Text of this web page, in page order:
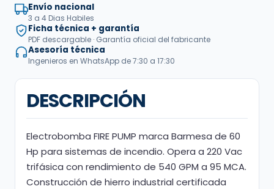
Envío nacional
3 a 4 Dias Habiles
Ficha técnica + garantía
PDF descargable · Garantía oficial del fabricante
Asesoría técnica
Ingenieros en WhatsApp de 7:30 a 17:30
DESCRIPCIÓN
Electrobomba FIRE PUMP marca Barmesa de 60
Hp para sistemas de incendio. Opera a 220 Vac
trifásica con rendimiento de 540 GPM a 95 MCA.
Construcción de hierro industrial certificada